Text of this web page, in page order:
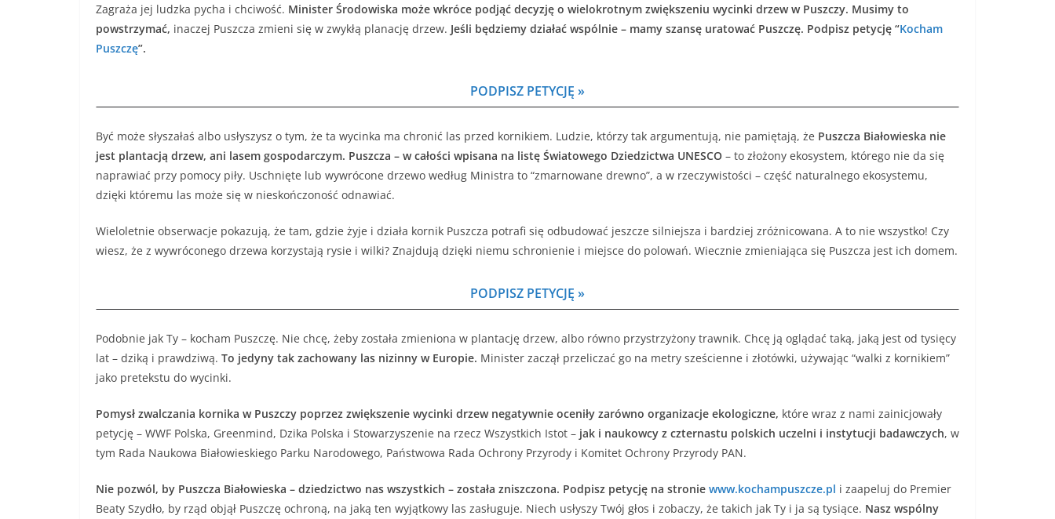
Zagraża jej ludzka pycha i chciwość. Minister Środowiska może wkróce podjąć decyzję o wielokrotnym zwiększeniu wycinki drzew w Puszczy. Musimy to
powstrzymać, inaczej Puszcza zmieni się w zwykłą planację drzew. Jeśli będziemy działać wspólnie – mamy szansę uratować Puszczę. Podpisz petycję “Kocham
Puszczę”.
PODPISZ PETYCJĘ »
Być może słyszałaś albo usłyszysz o tym, że ta wycinka ma chronić las przed kornikiem. Ludzie, którzy tak argumentują, nie pamiętają, że Puszcza Białowieska nie
jest plantacją drzew, ani lasem gospodarczym. Puszcza – w całości wpisana na listę Światowego Dziedzictwa UNESCO – to złożony ekosystem, którego nie da się
naprawiać przy pomocy piły. Uschnięte lub wywrócone drzewo według Ministra to “zmarnowane drewno”, a w rzeczywistości – część naturalnego ekosystemu,
dzięki któremu las może się w nieskończoność odnawiać.
Wieloletnie obserwacje pokazują, że tam, gdzie żyje i działa kornik Puszcza potrafi się odbudować jeszcze silniejsza i bardziej zróżnicowana. A to nie wszystko! Czy
wiesz, że z wywróconego drzewa korzystają rysie i wilki? Znajdują dzięki niemu schronienie i miejsce do polowań. Wiecznie zmieniająca się Puszcza jest ich domem.
PODPISZ PETYCJĘ »
Podobnie jak Ty – kocham Puszczę. Nie chcę, żeby została zmieniona w plantację drzew, albo równo przystrzyżony trawnik. Chcę ją oglądać taką, jaką jest od tysięcy
lat – dziką i prawdziwą. To jedyny tak zachowany las nizinny w Europie. Minister zaczął przeliczać go na metry sześcienne i złotówki, używając “walki z kornikiem”
jako pretekstu do wycinki.
Pomysł zwalczania kornika w Puszczy poprzez zwiększenie wycinki drzew negatywnie oceniły zarówno organizacje ekologiczne, które wraz z nami zainicjowały
petycję – WWF Polska, Greenmind, Dzika Polska i Stowarzyszenie na rzecz Wszystkich Istot – jak i naukowcy z czternastu polskich uczelni i instytucji badawczych, w
tym Rada Naukowa Białowieskiego Parku Narodowego, Państwowa Rada Ochrony Przyrody i Komitet Ochrony Przyrody PAN.
Nie pozwól, by Puszcza Białowieska – dziedzictwo nas wszystkich – została zniszczona. Podpisz petycję na stronie www.kochampuszcze.pl i zaapeluj do Premier
Beaty Szydło, by rząd objął Puszczę ochroną, na jaką ten wyjątkowy las zasługuje. Niech usłyszy Twój głos i zobaczy, że takich jak Ty i ja są tysiące. Nasz wspólny